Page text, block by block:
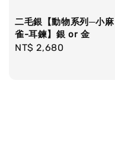
二毛銀【動物系列─小麻
雀-耳鍊】銀 or 金
Regular
NT$ 2,680